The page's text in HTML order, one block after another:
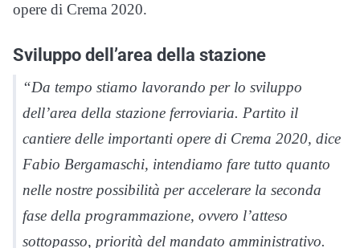
opere di Crema 2020.
Sviluppo dell’area della stazione
“Da tempo stiamo lavorando per lo sviluppo
dell’area della stazione ferroviaria. Partito il
cantiere delle importanti opere di Crema 2020, dice
Fabio Bergamaschi, intendiamo fare tutto quanto
nelle nostre possibilità per accelerare la seconda
fase della programmazione, ovvero l’atteso
sottopasso, priorità del mandato amministrativo.